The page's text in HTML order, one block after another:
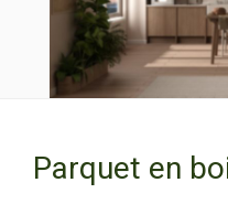
Parquet en